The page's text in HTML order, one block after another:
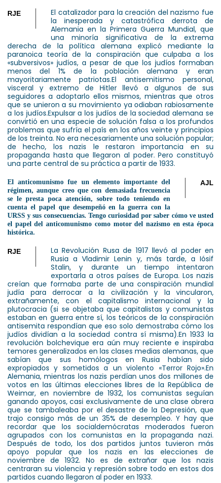
RJE
El catalizador para la creación del nazismo fue
la inesperada y catastrófica derrota de
Alemania en la Primera Guerra Mundial, que
una minoría significativa de la extrema
derecha de la política alemana explicó mediante la
paranoica teoría de la conspiración que culpaba a los
«subversivos» judíos, a pesar de que los judíos formaban
menos del 1% de la población alemana y eran
mayoritariamente patriotas.El antisemitismo personal,
visceral y extremo de Hitler llevó a algunos de sus
seguidores a adoptarlo ellos mismos, mientras que otros
que se unieron a su movimiento ya odiaban rabiosamente
a los judíos.Expulsar a los judíos de la sociedad alemana se
convirtió en una especie de solución falsa a los profundos
problemas que sufría el país en los años veinte y principios
de los treinta. No era necesariamente una solución popular;
de hecho, los nazis le restaron importancia en su
propaganda hasta que llegaron al poder. Pero constituyó
una parte central de su práctica a partir de 1933.
AJL
El anticomunismo fue un elemento importante del
régimen, aunque creo que con demasiada frecuencia
se le presta poca atención, sobre todo teniendo en
cuenta el papel que desempeñó en la guerra con la
URSS y sus consecuencias. Tengo curiosidad por saber cómo ve usted
el papel del anticomunismo como motor del nazismo en esta época
histórica.
RJE
La Revolución Rusa de 1917 llevó al poder en
Rusia a Vladimir Lenin y, más tarde, a Iósif
Stalin, y durante un tiempo intentaron
exportarla a otros países de Europa. Los nazis
creían que formaba parte de una conspiración mundial
judía para derrocar a la civilización y la vincularon,
extrañamente, con el capitalismo internacional y la
plutocracia (si se objetaba que capitalistas y comunistas
estaban en guerra entre sí, los teóricos de la conspiración
antisemita respondían que eso solo demostraba cómo los
judíos dividían a la sociedad contra sí misma).En 1933 la
revolución bolchevique era aún muy reciente e inspiraba
temores generalizados en las clases medias alemanas, que
sabían que sus homólogos en Rusia habían sido
expropiados y sometidos a un violento «Terror Rojo».En
Alemania, mientras los nazis perdían unos dos millones de
votos en las últimas elecciones libres de la República de
Weimar, en noviembre de 1932, los comunistas seguían
ganando apoyos, casi exclusivamente de una clase obrera
que se tambaleaba por el desastre de la Depresión, que
trajo consigo más de un 35% de desempleo. Y hay que
recordar que los socialdemócratas moderados fueron
agrupados con los comunistas en la propaganda nazi.
Después de todo, los dos partidos juntos tuvieron más
apoyo popular que los nazis en las elecciones de
noviembre de 1932. No es de extrañar que los nazis
centraran su violencia y represión sobre todo en estos dos
partidos cuando llegaron al poder en 1933.